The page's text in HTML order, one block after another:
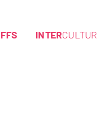
INTER